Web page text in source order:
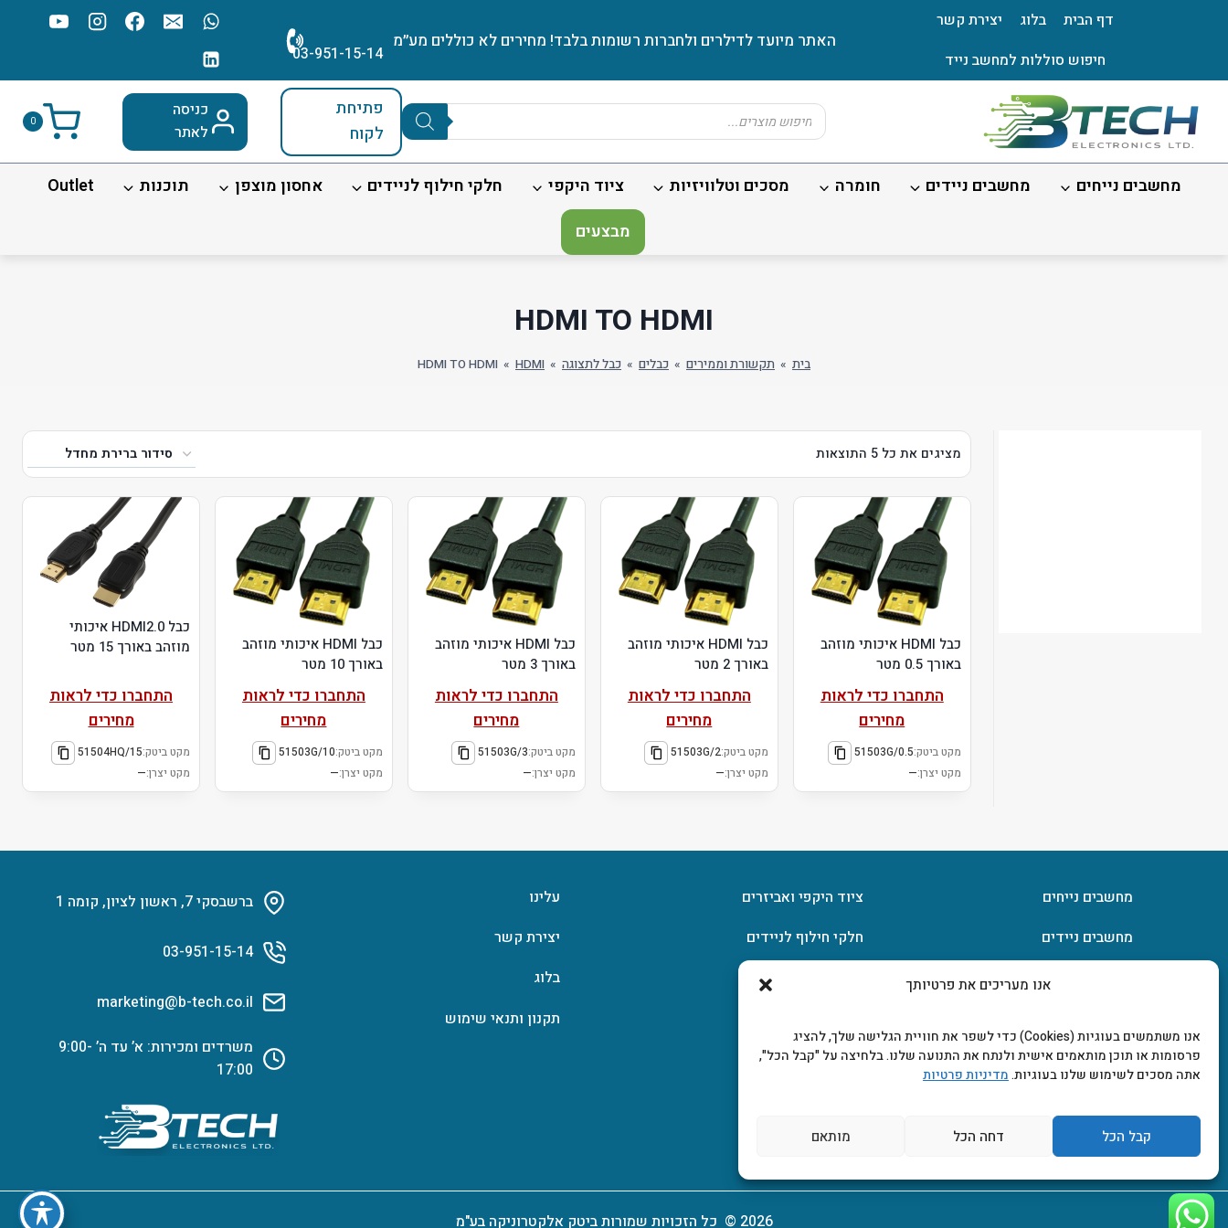
אנו מעריכים את פרטיותך
אנו משתמשים בעוגיות (Cookies) כדי לשפר את חוויית הגלישה שלך, להציג
פרסומות או תוכן מותאמים אישית ולנתח את התנועה שלנו. בלחיצה על "קבל הכל",
אתה מסכים לשימוש שלנו בעוגיות.מדיניות פרטיות
קבל הכל דחה הכל מותאם
דף הבית בלוג
יצירת קשר
חיפוש סוללות למחשב נייד
האתר מיועד לדילרים ולחברות רשומות בלבד! מחירים לא כוללים מע׳׳מ
03-951-15-14
Products
search
פתיחת
לקוח
כניסה
לאתר
0
מחשבים נייחים מחשבים ניידים חומרה מסכים וטלוויזיות ציוד היקפי חלקי חילוף לניידים אחסון מוצפן תוכנות
Outlet
מבצעים
HDMI TO HDMI
בית » תקשורת וממירים » כבלים » כבל לתצוגה »
HDMI
»
HDMI TO HDMI
מציגים את כל ⁦5⁩ התוצאות
כבל HDMI איכותי מוזהב
באורך 0.5 מטר
התחברו כדי לראות
מחירים
מקט ביטק:51503G/0.5
מקט יצרן:—
כבל HDMI איכותי מוזהב
באורך 2 מטר
התחברו כדי לראות
מחירים
מקט ביטק:51503G/2
מקט יצרן:—
כבל HDMI איכותי מוזהב
באורך 3 מטר
התחברו כדי לראות
מחירים
מקט ביטק:51503G/3
מקט יצרן:—
כבל HDMI איכותי מוזהב
באורך 10 מטר
התחברו כדי לראות
מחירים
מקט ביטק:51503G/10
מקט יצרן:—
כבל HDMI2.0 איכותי
מוזהב באורך 15 מטר
התחברו כדי לראות
מחירים
מקט ביטק:51504HQ/15
מקט יצרן:—
מחשבים נייחים
מחשבים ניידים
ציוד היקפי ואביזרים
חלקי חילוף לניידים
עלינו
יצירת קשר
בלוג
תקנון ותנאי שימוש
ברשבסקי 7, ראשון לציון, קומה 1
03-951-15-14
marketing@b-tech.co.il
משרדים ומכירות: א’ עד ה’ 9:00-
17:00
2026 © כל הזכויות שמורות ביטק אלקטרוניקה בע"מ